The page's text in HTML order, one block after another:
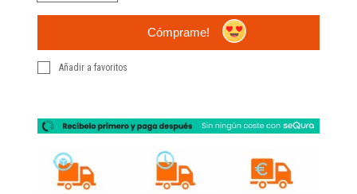
Cómprame!
Añadir a favoritos